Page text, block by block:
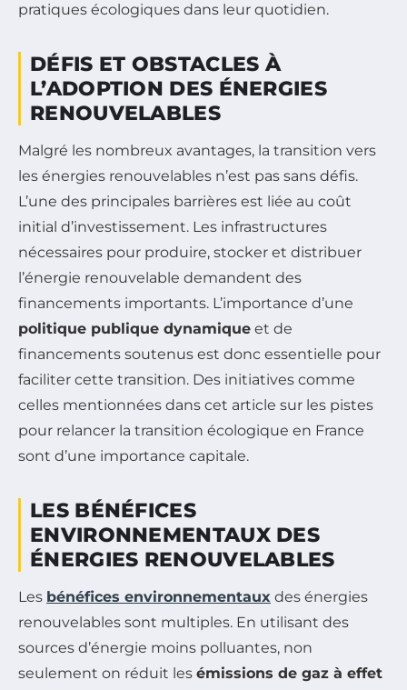
pratiques écologiques dans leur quotidien.
DÉFIS ET OBSTACLES À
L’ADOPTION DES ÉNERGIES
RENOUVELABLES
Malgré les nombreux avantages, la transition vers
les énergies renouvelables n’est pas sans défis.
L’une des principales barrières est liée au coût
initial d’investissement. Les infrastructures
nécessaires pour produire, stocker et distribuer
l’énergie renouvelable demandent des
financements importants. L’importance d’une
politique publique dynamique et de
financements soutenus est donc essentielle pour
faciliter cette transition. Des initiatives comme
celles mentionnées dans cet article sur les pistes
pour relancer la transition écologique en France
sont d’une importance capitale.
LES BÉNÉFICES
ENVIRONNEMENTAUX DES
ÉNERGIES RENOUVELABLES
Les bénéfices environnementaux des énergies
renouvelables sont multiples. En utilisant des
sources d’énergie moins polluantes, non
seulement on réduit les émissions de gaz à effet